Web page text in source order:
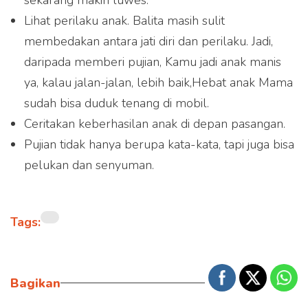
Lihat perilaku anak. Balita masih sulit
membedakan antara jati diri dan perilaku. Jadi,
daripada memberi pujian, Kamu jadi anak manis
ya, kalau jalan-jalan, lebih baik,Hebat anak Mama
sudah bisa duduk tenang di mobil.
Ceritakan keberhasilan anak di depan pasangan.
Pujian tidak hanya berupa kata-kata, tapi juga bisa
pelukan dan senyuman.
Tags:
Bagikan